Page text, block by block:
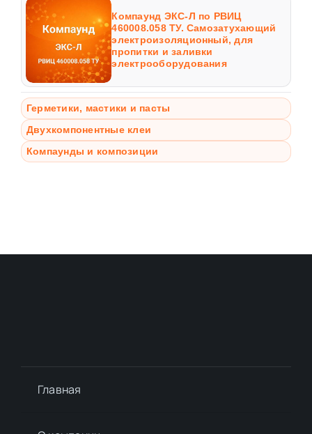
Компаунд ЭКС-Л по РВИЦ
460008.058 ТУ. Самозатухающий
электроизоляционный, для
пропитки и заливки
электрооборудования
Герметики, мастики и пасты
Двухкомпонентные клеи
Компаунды и композиции
Главная